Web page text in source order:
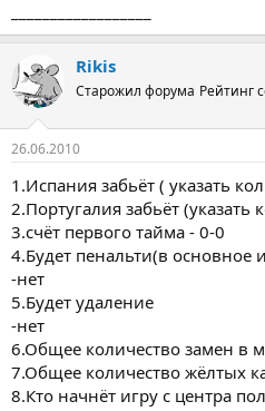
Rikis
Старожил форума Рейтинг
26.06.2010
1.Испания забьёт ( указать
2.Португалия забьёт (указать
3.счёт первого тайма - 0-0
4.Будет пенальти(в основное
-нет
5.Будет удаление
-нет
6.Общее количество замен в
7.Общее количество жёлтых
8.Кто начнёт игру с центра